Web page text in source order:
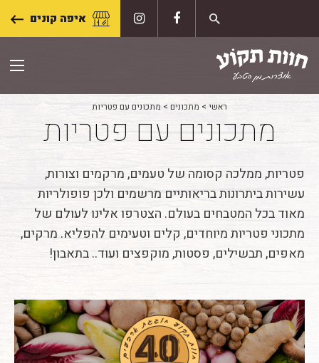
content
איפה קונים
ראשי > מתכונים > מתכונים עם פטריות
מתכונים עם פטריות
פטריות, ממלכה קסומה של טעמים, מרקמים וצורות,
עשירות ביתרונות בריאותיים מרשמים ולכן פופולריות
מאוד בכל המטבחים בעולם. הצטרפו אלינו לעולם של
מתכוני פטריות מיוחדים, קלים וטעימים להפליא. מרקים,
מאפים, תבשילים, פסטות, מוקפצים ועוד.. בתאבון!